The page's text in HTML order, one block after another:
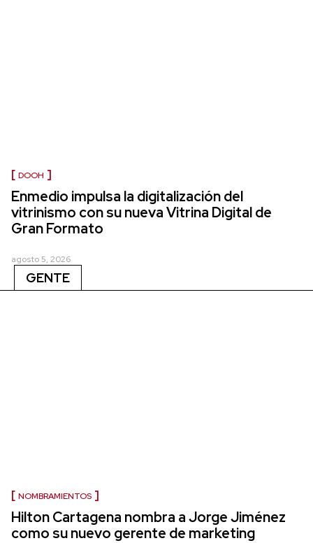
DOOH
Enmedio impulsa la digitalización del
vitrinismo con su nueva Vitrina Digital de
Gran Formato
agosto 5, 2026
GENTE
NOMBRAMIENTOS
Hilton Cartagena nombra a Jorge Jiménez
como su nuevo gerente de marketing